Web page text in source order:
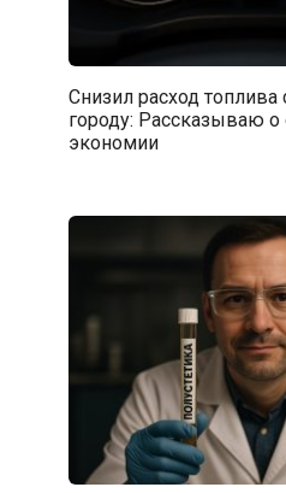
Снизил расход топлива
городу: Рассказываю о
экономии